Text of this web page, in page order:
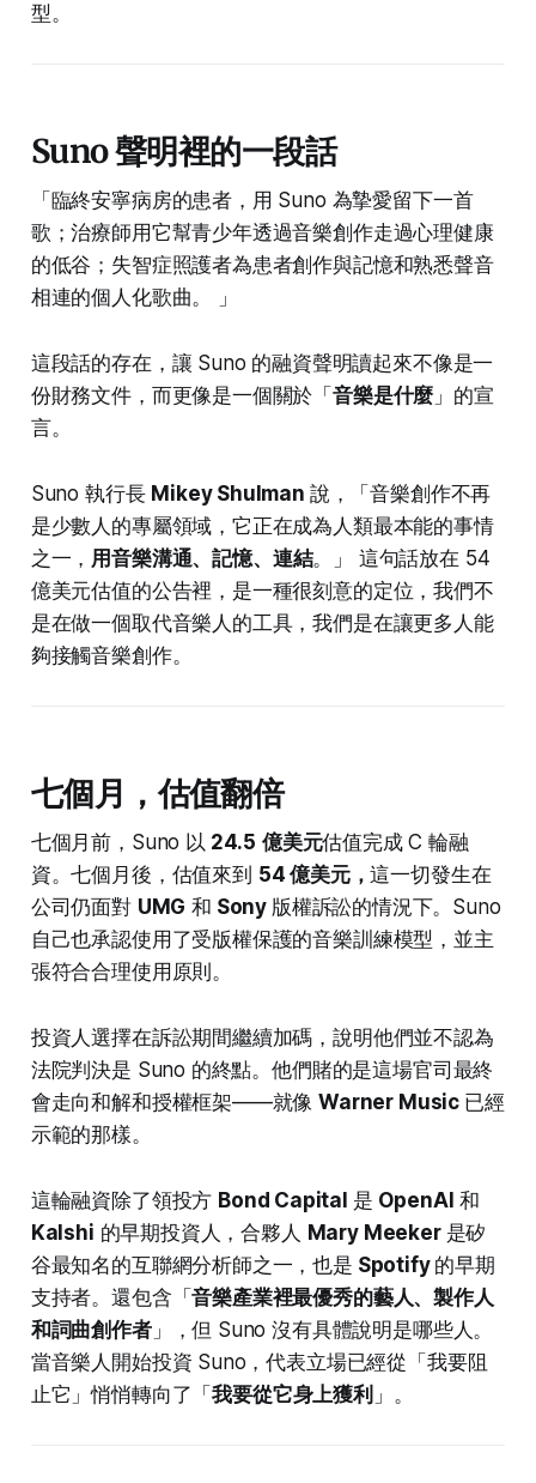
型。
Suno 聲明裡的一段話
「臨終安寧病房的患者，用 Suno 為摯愛留下一首
歌；治療師用它幫青少年透過音樂創作走過心理健康
的低谷；失智症照護者為患者創作與記憶和熟悉聲音
相連的個人化歌曲。 」
這段話的存在，讓 Suno 的融資聲明讀起來不像是一
份財務文件，而更像是一個關於「音樂是什麼 」的宣
言。
Suno 執行長 Mikey Shulman 說，「音樂創作不再
是少數人的專屬領域，它正在成為人類最本能的事情
之一， 用音樂溝通、記憶、連結。」 這句話放在 54
億美元估值的公告裡，是一種很刻意的定位，我們不
是在做一個取代音樂人的工具，我們是在讓更多人能
夠接觸音樂創作。
七個月，估值翻倍
七個月前，Suno 以 24.5 億美元估值完成 C 輪融
資。七個月後，估值來到 54 億美元，這一切發生在
公司仍面對 UMG 和 Sony 版權訴訟的情況下。Suno
自己也承認使用了受版權保護的音樂訓練模型，並主
張符合合理使用原則。
投資人選擇在訴訟期間繼續加碼，說明他們並不認為
法院判決是 Suno 的終點。他們賭的是這場官司最終
會走向和解和授權框架——就像Warner Music 已經
示範的那樣。
這輪融資除了領投方 Bond Capital 是 OpenAI 和
Kalshi 的早期投資人，合夥人 Mary Meeker 是矽
谷最知名的互聯網分析師之一，也是 Spotify 的早期
支持者。還包含「音樂產業裡最優秀的藝人、製作人
和詞曲創作者」，但 Suno 沒有具體說明是哪些人。
當音樂人開始投資 Suno，代表立場已經從「我要阻
止它」悄悄轉向了「我要從它身上獲利 」。